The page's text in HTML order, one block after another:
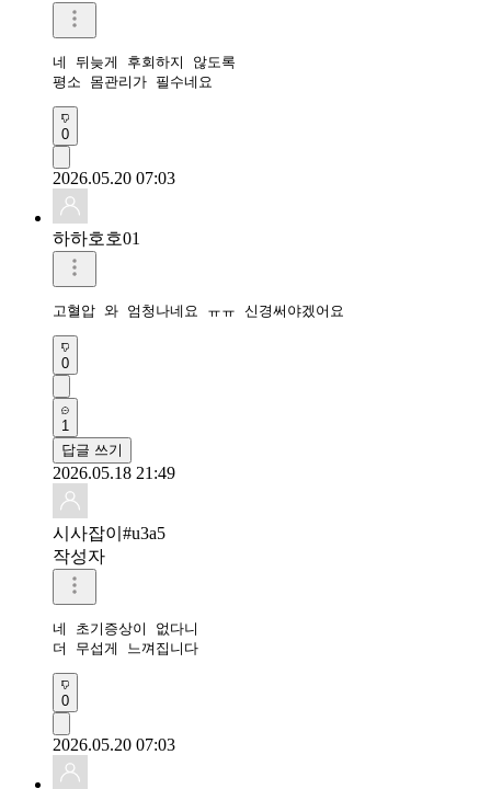
네 뒤늦게 후회하지 않도록
평소 몸관리가 필수네요
0
2026.05.20 07:03
하하호호01
고혈압 와 엄청나네요 ㅠㅠ 신경써야겠어요
0
1
답글 쓰기
2026.05.18 21:49
시사잡이#u3a5
작성자
네 초기증상이 없다니
더 무섭게 느껴집니다
0
2026.05.20 07:03